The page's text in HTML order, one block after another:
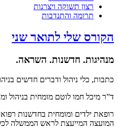
רצון תשוקה ויצרנות
תרומה והתנדבות
הקורס שלי לתואר שני
מנהיגות. חדשנות. השראה.
כתבות, כלי ניהול ודברים חדשים
ד”ר מיכל חמו לוטם מומחית בניהול
רופאת ילדים ומומחית בחדשנות
המועצה המייעצת לראש הממשלה